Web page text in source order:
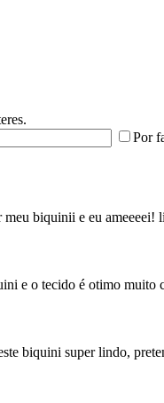
Por
meu biquinii e eu ameeeei!
e o tecido é otimo
biquini super lindo,